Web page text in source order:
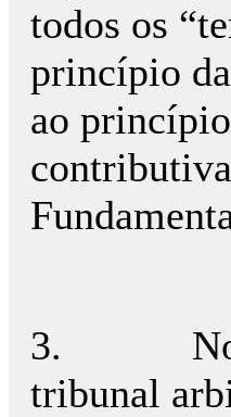
todos os
princípio
ao
3.
tribunal